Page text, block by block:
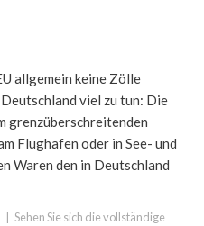
allgemein keine Zölle
viel zu tun: Die
grenzüberschreitenden
Flughafen oder in See- und
Waren den in Deutschland
Sehen Sie sich die vollständige